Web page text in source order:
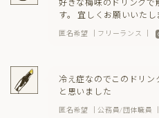
好きな梅味のドリンクで
す。 宜しくお願いいたし
匿名希望 ｜フリーランス ｜
冷え症なのでこのドリ
と思いました
匿名希望 ｜公務員/団体職員 ｜